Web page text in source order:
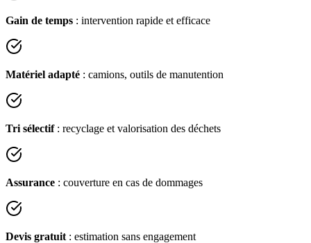
Gain de temps : intervention rapide et efficace
Matériel adapté : camions, outils de manutention
Tri sélectif: recyclage et valorisation des déchets
Assurance : couverture en cas de dommages
Devis gratuit : estimation sans engagement